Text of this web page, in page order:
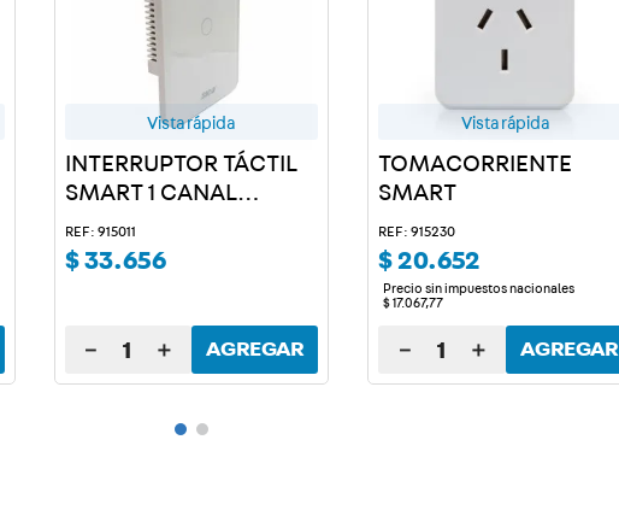
Vista rápida
INTERRUPTOR TÁCTIL
SMART 1 CANAL
BLANCO
REF: 915011
$33.656
＋
－ AGREGAR
Vista rápida
TOMACORRIENTE
SMART
REF: 915230
$20.652
Precio sin impuestos nacionales
$ 17.067,77
＋
－ AGREGAR